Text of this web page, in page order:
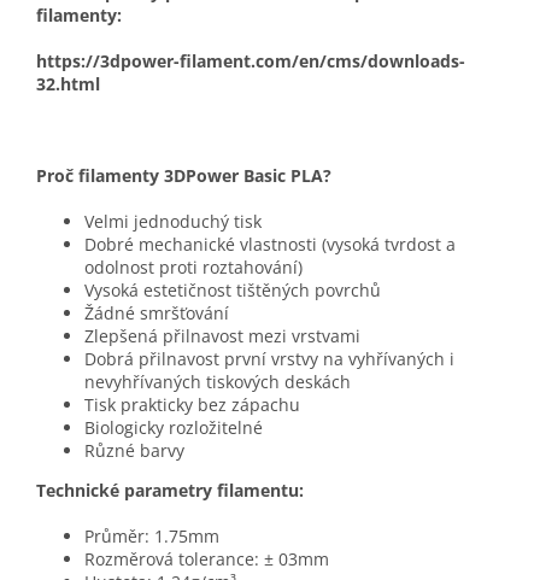
filamenty:
https://3dpower-filament.com/en/cms/downloads-
32.html
Proč filamenty 3DPower Basic PLA?
Velmi jednoduchý tisk
Dobré mechanické vlastnosti (vysoká tvrdost a
odolnost proti roztahování)
Vysoká estetičnost tištěných povrchů
Žádné smršťování
Zlepšená přilnavost mezi vrstvami
Dobrá přilnavost první vrstvy na vyhřívaných i
nevyhřívaných tiskových deskách
Tisk prakticky bez zápachu
Biologicky rozložitelné
Různé barvy
Technické parametry filamentu:
Průměr: 1.75mm
Rozměrová tolerance: ± 03mm